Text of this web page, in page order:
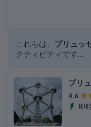
これらは、 ブリュッ
クティビティです...
ブリ
4.6
即